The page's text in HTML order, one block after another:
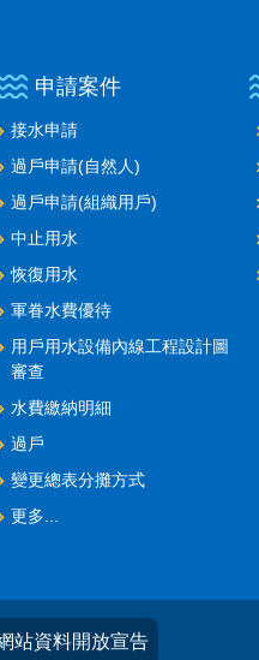
申請案件
接水申請
過戶申請(自然人)
過戶申請(組織用戶)
中止用水
恢復用水
軍眷水費優待
用戶用水設備內線工程設計圖
審查
水費繳納明細
過戶
變更總表分攤方式
更多...
站資料開放宣告